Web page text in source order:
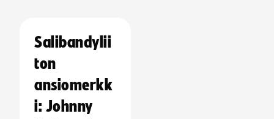
Salibandylii
ton
ansiomerkk
i: Johnny